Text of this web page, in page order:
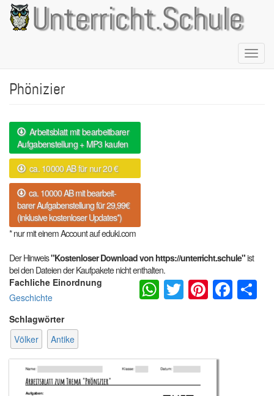
Direkt
zum
Inhalt
Unterricht.Schule
Phönizier
Arbeitsblatt mit bearbeitbarer
Aufgabenstellung + MP3 kaufen
ca. 10000 AB für nur 20 €
ca. 10000 AB mit bearbeit-
barer Aufgabenstellung für 29,99€
(inklusive kostenloser Updates*)
* nur mit einem Account auf eduki.com
Der Hinweis"Kostenloser Download von https://unterricht.schule"ist
bei den Dateien der Kaufpakete nicht enthalten.
Fachliche Einordnung
Geschichte
Schlagwörter
Völker
Antike
WhatsApp
Twitter